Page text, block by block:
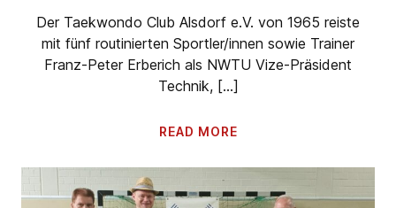
Der Taekwondo Club Alsdorf e.V. von 1965 reiste
mit fünf routinierten Sportler/innen sowie Trainer
Franz-Peter Erberich als NWTU Vize-Präsident
Technik, […]
READ MORE